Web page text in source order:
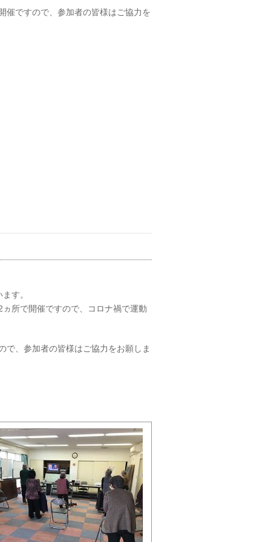
催ですので、参加者の皆様はご協力を
す。
所で開催ですので、コロナ禍で運動
で、参加者の皆様はご協力をお願しま